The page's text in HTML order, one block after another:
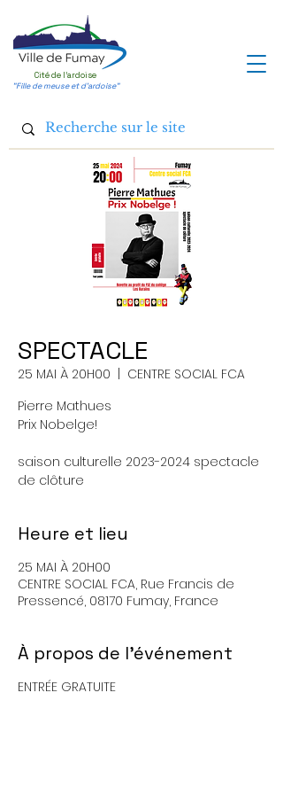
Cité de l'ardoise
"Fille de meuse et d'ardoise"
SPECTACLE
25 MAI À 20H00
CENTRE SOCIAL FCA
Pierre Mathues
Prix Nobelge!
saison culturelle 2023-2024 spectacle
de clôture
Heure et lieu
25 MAI À 20H00
CENTRE SOCIAL FCA, Rue Francis de
Pressencé, 08170 Fumay, France
À propos de l'événement
ENTRÉE GRATUITE